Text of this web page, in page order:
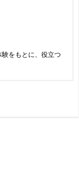
をもとに、役立つ